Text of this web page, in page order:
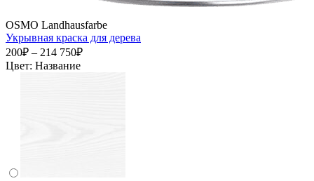
OSMO Landhausfarbe
Укрывная краска для дерева
200₽ – 214 750₽
Цвет: Название